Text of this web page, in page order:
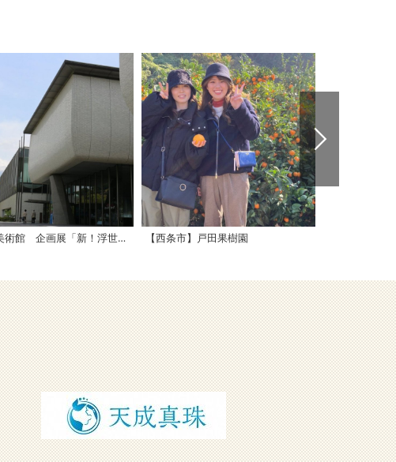
愛媛県美術館 企画展「新！浮世絵展～幕末明治の天才絵師たち」 【西条市】戸田果樹園